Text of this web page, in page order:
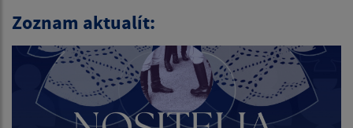
Zoznam aktualít: